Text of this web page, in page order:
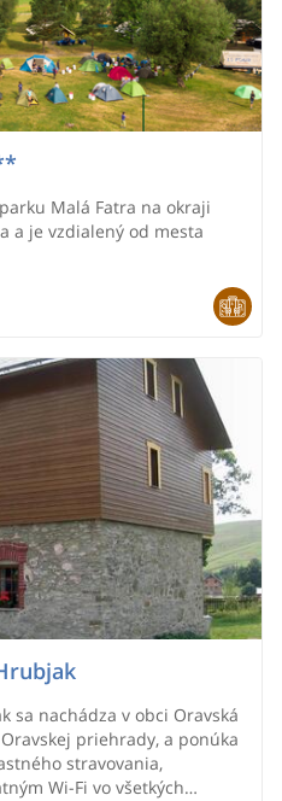
v našich
či už ako hostia
svojich najbližších pri
firemných akciách.
Malá Fatra na okraji
a je vzdialený od mesta
sa nachádza v obci Oravská
priehrady, a ponúka
stravovania,
Wi-Fi vo všetkých